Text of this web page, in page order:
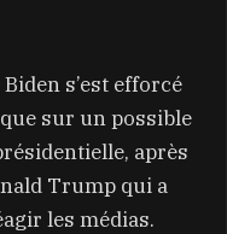
s’est efforcé
sur un possible
après
Trump qui a
les médias.